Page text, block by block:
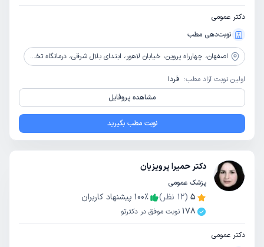
دکتر عمومی
نوبت‌دهی مطب
اصفهان، چهارراه پروین، خیابان لاهور، ابتدای بلال شرقی، درمانگاه تخصص داخلی آل ابراهیم وابسته به موسسه خیریه دیابت
اولین نوبت آزاد مطب: فردا
مشاهده پروفایل
نوبت مطب بگیرید
دکتر حمیرا پرویزیان
پزشک عمومی
5
(
12 نظر) 100٪
پیشنهاد کاربران
178 نوبت موفق در دکترتو
دکتر عمومی